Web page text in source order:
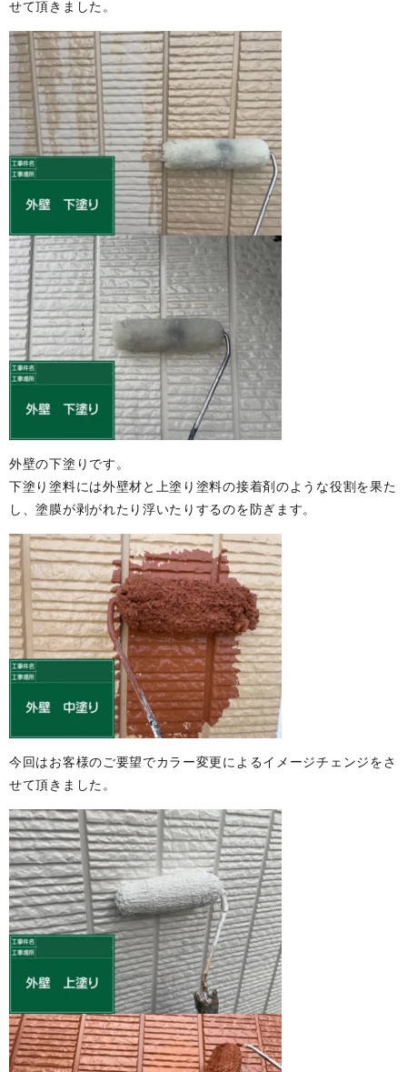
せて頂きました。
外壁の下塗りです。
下塗り塗料には外壁材と上塗り塗料の接着剤のような役割を果た
し、塗膜が剥がれたり浮いたりするのを防ぎます。
今回はお客様のご要望でカラー変更によるイメージチェンジをさ
せて頂きました。